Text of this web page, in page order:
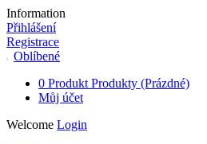
Information
Přihlášení
Registrace
Oblíbené
0 Produkt Produkty (Prázdné)
Můj účet
Welcome Login